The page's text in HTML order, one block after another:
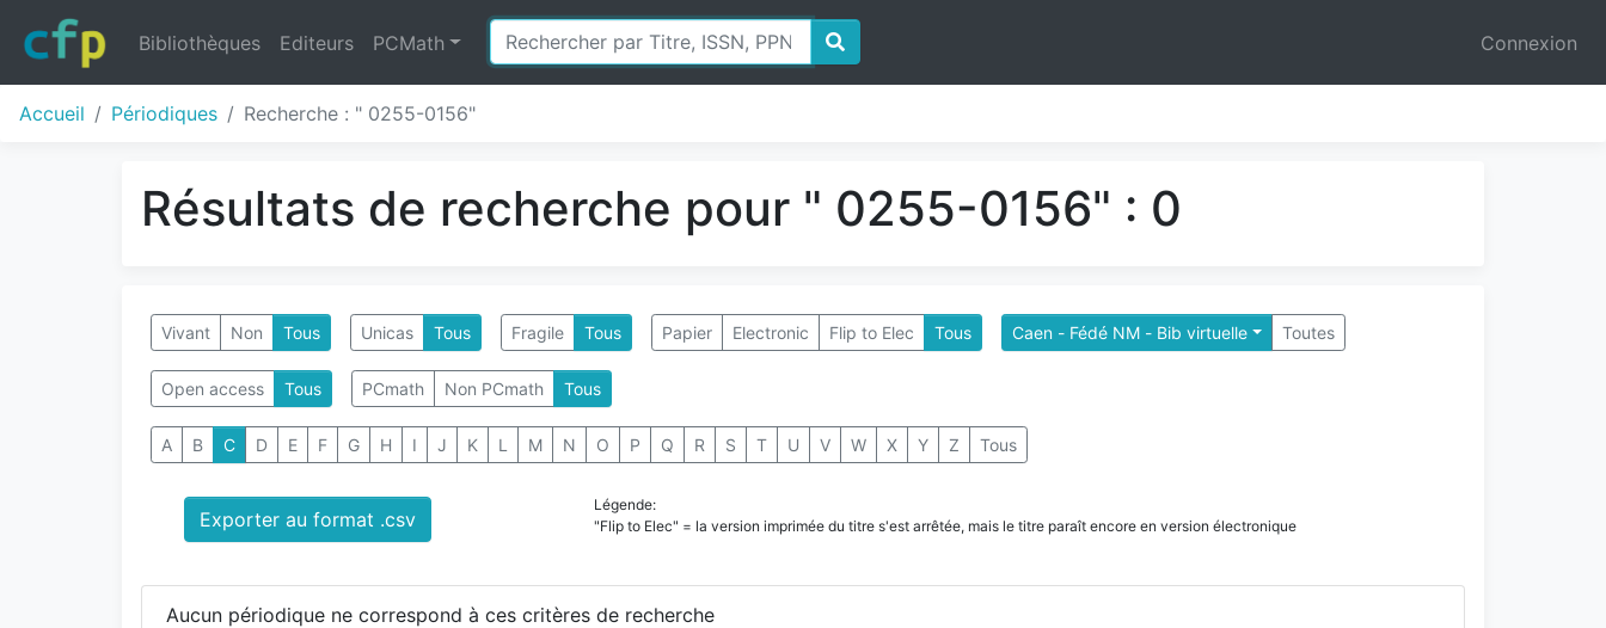
Bibliothèques Editeurs PCMath Connexion
Accueil Périodiques Recherche : " 0255-0156"
Résultats de recherche pour " 0255-0156" : 0
Vivant Non Tous Unicas Tous Fragile Tous Papier Electronic Flip to Elec Tous Caen - Fédé NM - Bib virtuelle Toutes
Open access Tous PCmath Non PCmath Tous
A B C D E F G H I J K L M N O P Q R S T U V W X Y Z Tous
Exporter au format .csv
Légende:
"Flip to Elec" = la version imprimée du titre s'est arrêtée, mais le titre paraît encore en version électronique
Aucun périodique ne correspond à ces critères de recherche